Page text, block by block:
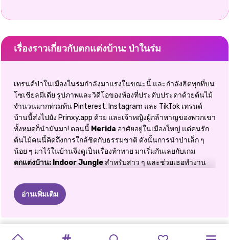
เรื่องราวเกี่ยวกับตกแต่งบ้าน: ป่าในร่ม
เทรนด์ป่าในเมืองในร่มกำลังมาแรงในขณะนี้ และกำลังฮิตทุกที่บน
โซเชียลมีเดีย รูปภาพและวิดีโอของห้องที่ประดับประดาด้วยต้นไม้
จำนวนมากท่วมท้น Pinterest, Instagram และ TikTok เทรนด์
บ้านนี้ส่งไปยัง Prinxy.app ด้วย และเจ้าหญิงผู้กล้าหาญของพวกเขา
ทั้งหมดก็นำมันมา! ตอนนี้ Merida อาศัยอยู่ในเมืองใหญ่ แต่คนรัก
ต้นไม้คนนี้คิดถึงการใกล้ชิดกับธรรมชาติ ดังนั้นการนำป่าเล็ก ๆ
น้อย ๆ มาไว้ในบ้านจึงดูเป็นเรื่องท้าทาย มาเริ่มกันเลยกับเกม
ตกแต่งบ้าน: Indoor Jungleสำหรับสาว ๆ และช่วยเธอทำงาน
การใช้เวลาทั้งวันท่ามกลางต้นไม้จะมีประโยชน์ต่อสุขภาพ
มากมาย นอกจากความจริงที่ว่าพวกมันดูดซับก๊าซ
กำจัดสารพิษที่เป็นอันตราย การศึกษาพบว่าพืชในร่มช่วยเพิ่มสมาธิ
และผลผลิต ลดระดับความเครียด และทำให้อารมณ์ของคุณดีขึ้น
อ่านเพิ่มเติม
สต ตกแต่งบ้าน: คริสต์มาสแช่
เครื่องทำเค้ก สตรีมมิ่งโฉม อบเซอร์ไพรส์
FASHIONISTAS: เพิ่งแต่งงาน!
แฟชั่นเจ้า พี่น้องกัน ตกแต่งบ้าน